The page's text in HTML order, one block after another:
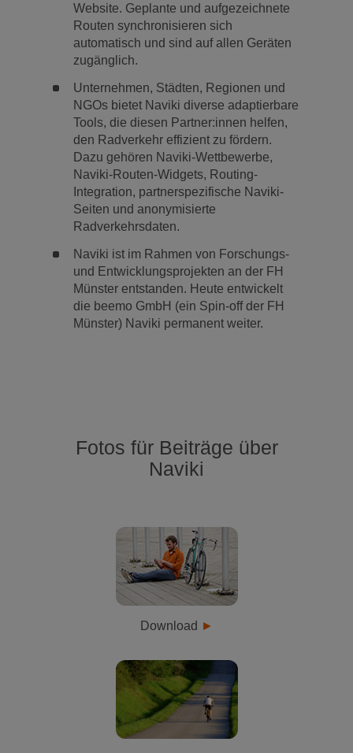
Website. Geplante und aufgezeichnete
Routen synchronisieren sich
automatisch und sind auf allen Geräten
zugänglich.
Unternehmen, Städten, Regionen und
NGOs bietet Naviki diverse adaptierbare
Tools, die diesen Partner:innen helfen,
den Radverkehr effizient zu fördern.
Dazu gehören Naviki-Wettbewerbe,
Naviki-Routen-Widgets, Routing-
Integration, partnerspezifische Naviki-
Seiten und anonymisierte
Radverkehrsdaten.
Naviki ist im Rahmen von Forschungs-
und Entwicklungsprojekten an der FH
Münster entstanden. Heute entwickelt
die beemo GmbH (ein Spin-off der FH
Münster) Naviki permanent weiter.
Fotos für Beiträge über
Naviki
Download